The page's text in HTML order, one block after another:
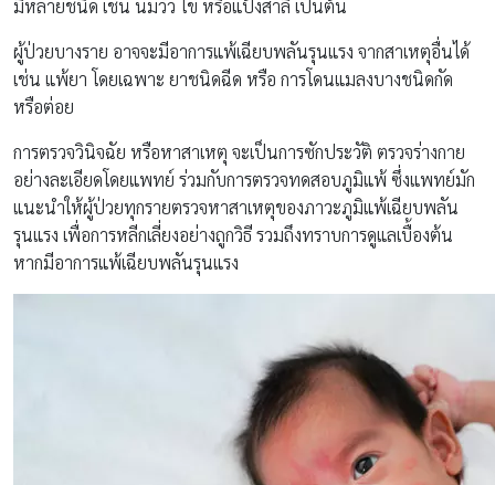
มีหลายชนิด เช่น นมวัว ไข่ หรือแป้งสาลี เป็นต้น
ผู้ป่วยบางราย อาจจะมีอาการแพ้เฉียบพลันรุนแรง จากสาเหตุอื่นได้
เช่น แพ้ยา โดยเฉพาะ ยาชนิดฉีด หรือ การโดนแมลงบางชนิดกัด
หรือต่อย
การตรวจวินิจฉัย หรือหาสาเหตุ จะเป็นการซักประวัติ ตรวจร่างกาย
อย่างละเอียดโดยแพทย์ ร่วมกับการตรวจทดสอบภูมิแพ้ ซึ่งแพทย์มัก
แนะนำให้ผู้ป่วยทุกรายตรวจหาสาเหตุของภาวะภูมิแพ้เฉียบพลัน
รุนแรง เพื่อการหลีกเลี่ยงอย่างถูกวิธี รวมถึงทราบการดูแลเบื้องต้น
หากมีอาการแพ้เฉียบพลันรุนแรง